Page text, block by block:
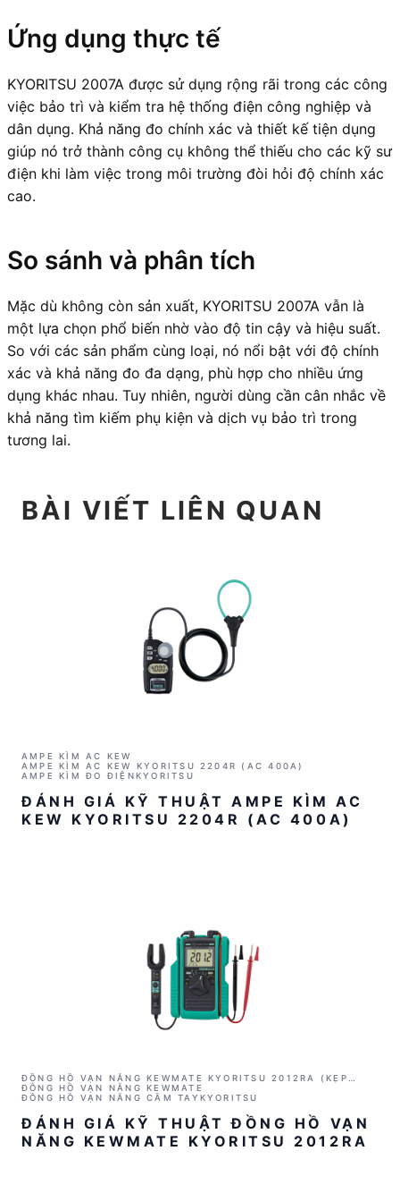
Ứng dụng thực tế
KYORITSU 2007A được sử dụng rộng rãi trong các công
việc bảo trì và kiểm tra hệ thống điện công nghiệp và
dân dụng. Khả năng đo chính xác và thiết kế tiện dụng
giúp nó trở thành công cụ không thể thiếu cho các kỹ sư
điện khi làm việc trong môi trường đòi hỏi độ chính xác
cao.
So sánh và phân tích
Mặc dù không còn sản xuất, KYORITSU 2007A vẫn là
một lựa chọn phổ biến nhờ vào độ tin cậy và hiệu suất.
So với các sản phẩm cùng loại, nó nổi bật với độ chính
xác và khả năng đo đa dạng, phù hợp cho nhiều ứng
dụng khác nhau. Tuy nhiên, người dùng cần cân nhắc về
khả năng tìm kiếm phụ kiện và dịch vụ bảo trì trong
tương lai.
BÀI VIẾT LIÊN QUAN
AMPE KÌM AC KEW
AMPE KÌM AC KEW KYORITSU 2204R (AC 400A)
AMPE KÌM ĐO ĐIỆNKYORITSU
ĐÁNH GIÁ KỸ THUẬT AMPE KÌM AC
KEW KYORITSU 2204R (AC 400A)
ĐỒNG HỒ VẠN NĂNG KEWMATE KYORITSU 2012RA (KẸP
CẢM BIẾN AC/DC)
ĐỒNG HỒ VẠN NĂNG KEWMATE
ĐỒNG HỒ VẠN NĂNG CẦM TAY KYORITSU
ĐÁNH GIÁ KỸ THUẬT ĐỒNG HỒ VẠN
NĂNG KEWMATE KYORITSU 2012RA